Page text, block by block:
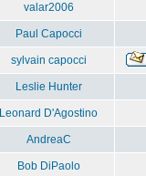
valar2006
Paul Capocci
sylvain capocci
Leslie Hunter
Leonard D'Agostino
AndreaC
Bob DiPaolo